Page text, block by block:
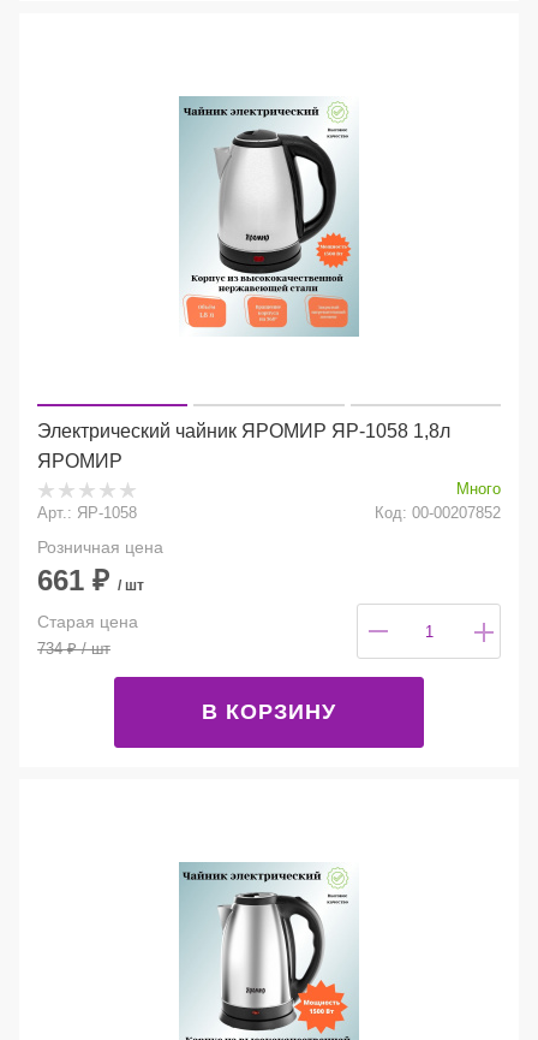
Электрический чайник ЯРОМИР ЯР-1058 1,8л
ЯРОМИР
Много
Арт.: ЯР-1058
Код: 00-00207852
Розничная цена
661 ₽ / шт
Старая цена
734₽/ шт
В КОРЗИНУ